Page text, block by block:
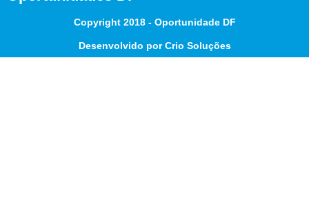
Copyright 2018 - Oportunidade DF
Desenvolvido por Crio Soluções